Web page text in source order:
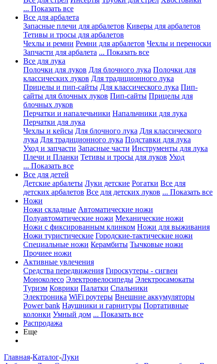
... Показать все
Все для арбалета
Запасные плечи для арбалетов Киверы для арбалетов
Тетивы и тросы для арбалетов
Чехлы и ремни Ремни для арбалетов Чехлы и переноски
Запчасти для арбалета ... Показать все
Все для лука
Полочки для луков Для блочного лука Полочки для
классических луков Для традиционного лука
Прицелы и пип-сайты Для классического лука Пип-
сайты для блочных луков Пип-сайты Прицелы для
блочных луков
Перчатки и напалечьники Напальчники для лука
Перчатки для лука
Чехлы и кейсы Для блочного лука Для классического
лука Для традиционного лука Подставки для лука
Уход и запчасти Запасные части Инструменты для лука
Плечи и Планки Тетивы и тросы для луков Уход
... Показать все
Все для детей
Детские арбалеты Луки детские Рогатки Все для
детских арбалетов Все для детских луков ... Показать все
Ножи
Ножи складные Автоматические ножи
Полуавтоматические ножи Механические ножи
Ножи с фиксированным клинком Ножи для выживания
Ножи туристические Городские-тактические ножи
Специальные ножи Керамбиты Тычковые ножи
Прочиее ножи
Активные увлечения
Средства передвижения Гироскутеры - сигвеи
Моноколесо Электровелосипеды Электросамокаты
Туризм Коврики Палатки Спальники
Электроника WiFi роутеры Внешние аккумуляторы
Power bank Наушники и гарнитуры Портативные
колонки Умный дом ... Показать все
Распродажа
Еще
Главная-Каталог-Луки